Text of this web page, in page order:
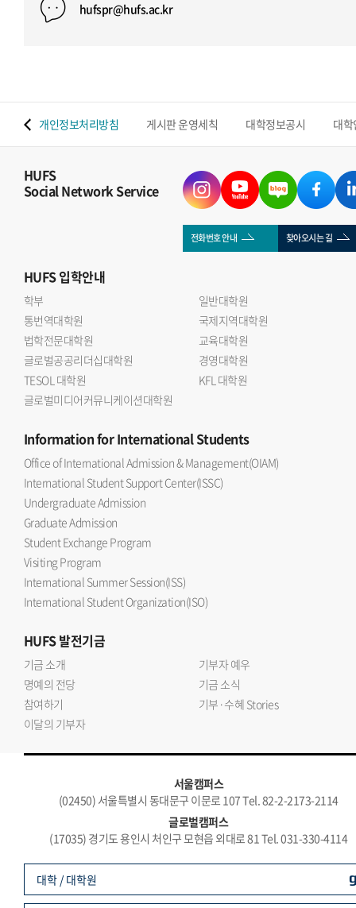
hufspr@hufs.ac.kr
개인정보처리방침 게시판 운영세칙 대학정보공시 대
HUFS
Social Network Service
전화번호 안내 찾아오시는 길
HUFS입학안내
학부
일반대학원
통번역대학원
국제지역대학원
법학전문대학원
교육대학원
글로벌공공리더십대학원
경영대학원
TESOL 대학원
KFL 대학원
글로벌미디어커뮤니케이션대학원
Informationfor International Students
Office of International Admission & Management(OIAM)
International Student Support Center(ISSC)
Undergraduate Admission
Graduate Admission
Student Exchange Program
Visiting Program
International Summer Session(ISS)
International Student Organization(ISO)
HUFS발전기금
기금 소개
기부자 예우
명예의 전당
기금 소식
참여하기
기부·수혜 Stories
이달의 기부자
서울캠퍼스
(02450) 서울특별시 동대문구 이문로 107 Tel. 82-2-2173-2114
글로벌캠퍼스
(17035) 경기도 용인시 처인구 모현읍 외대로 81 Tel. 031-330-4114
대학 / 대학원